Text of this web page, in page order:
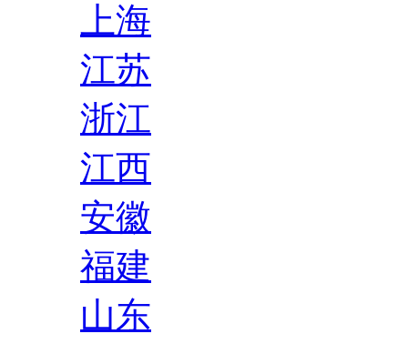
上海
江苏
浙江
江西
安徽
福建
山东